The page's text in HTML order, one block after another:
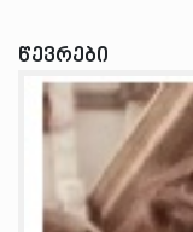
წევრები